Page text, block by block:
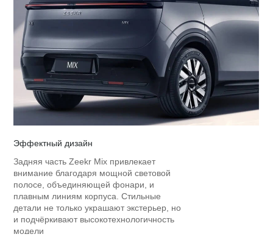
Эффектный дизайн
Задняя часть Zeekr Mix привлекает
внимание благодаря мощной световой
полосе, объединяющей фонари, и
плавным линиям корпуса. Стильные
детали не только украшают экстерьер, но
и подчёркивают высокотехнологичность
модели